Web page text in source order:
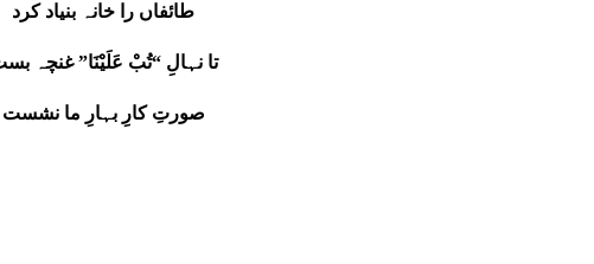
طائفاں را خانہ بنیاد کرد
تا نہالِ “تُبْ عَلَیْنَا” غنچہ
صورتِ کارِ بہارِ ما نشست